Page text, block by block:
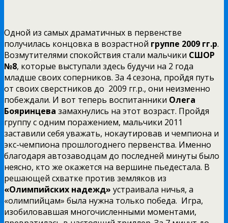
Одной из самых драматичных в первенстве
получилась концовка в возрастной группе 2009 гг.р.
Возмутителями спокойствия стали мальчики СШОР
№8, которые выступали здесь будучи на 2 года
младше своих соперников. За 4 сезона, пройдя путь
от своих сверстников до 2009 гг.р., они неизменно
побеждали. И вот теперь воспитанники Олега
Бояринцева замахнулись на этот возраст. Пройдя
группу с одним поражением, мальчики 2011
заставили себя уважать, нокаутировав и чемпиона и
экс-чемпиона прошлогоднего первенства. Именно
благодаря автозаводцам до последней минуты было
неясно, кто же окажется на вершине пьедестала. В
решающей схватке против земляков из
«Олимпийских надежд» устраивала ничья, а
«олимпийцам» была нужна только победа. Игра,
изобиловавшая многочисленными моментами,